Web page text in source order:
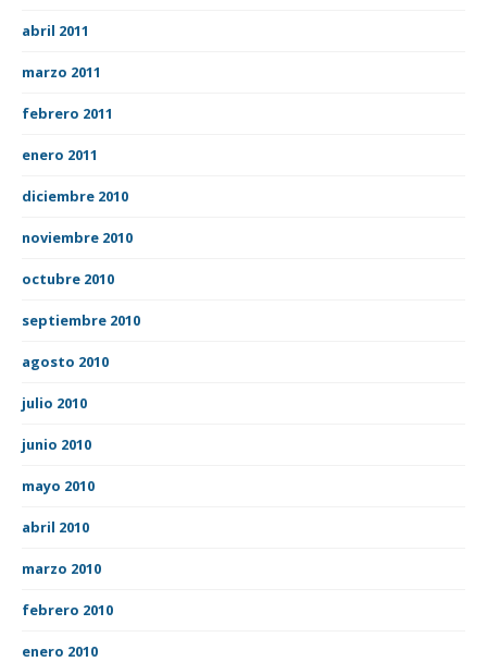
abril 2011
marzo 2011
febrero 2011
enero 2011
diciembre 2010
noviembre 2010
octubre 2010
septiembre 2010
agosto 2010
julio 2010
junio 2010
mayo 2010
abril 2010
marzo 2010
febrero 2010
enero 2010